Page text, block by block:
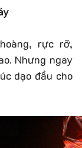
rực rỡ,
Nhưng ngay
dạo đầu cho